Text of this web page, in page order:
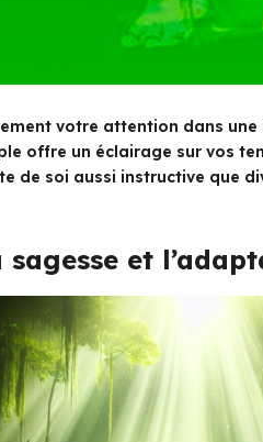
votre attention dans
offre un éclairage sur vos
de soi aussi instructive que
et